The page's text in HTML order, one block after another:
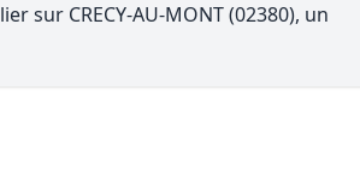
sur CRECY-AU-MONT (02380), un